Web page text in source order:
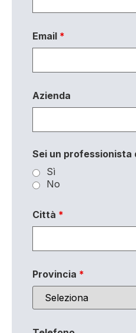
Email *
Azienda
Sei un professionista
Sì
No
Città *
Provincia *